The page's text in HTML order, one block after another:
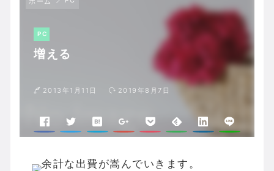
PC
増える
2013年1月11日 2019年8月7日
余計な出費が嵩んでいきます。